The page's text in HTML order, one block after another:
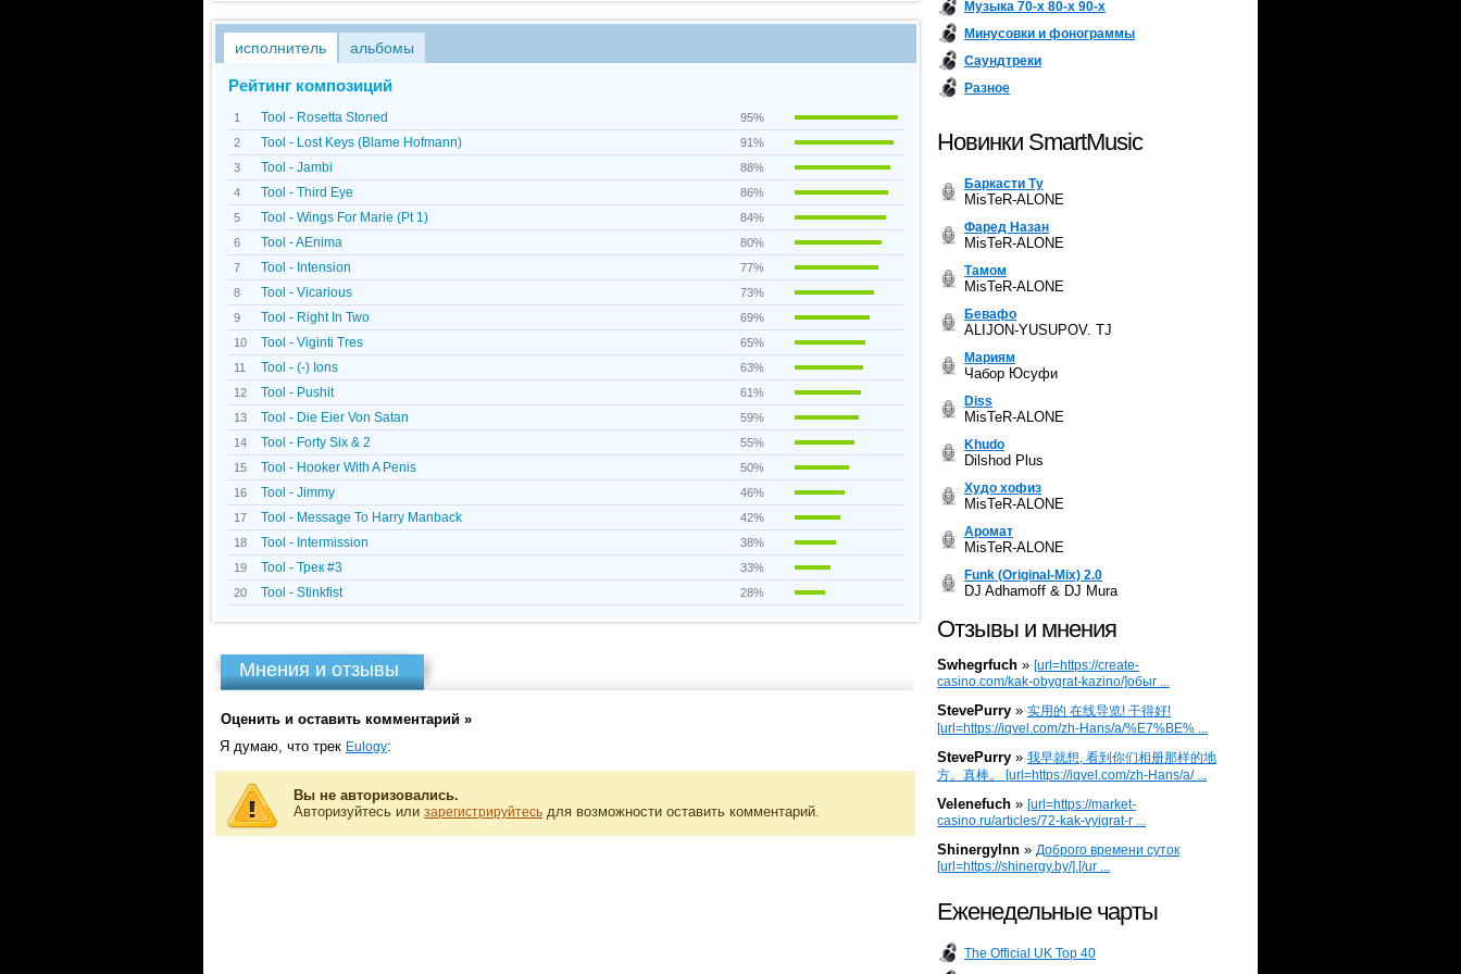
исполнитель альбомы
Рейтинг композиций
1 Tool - Rosetta Stoned
95%
2
Tool - Lost Keys (Blame Hofmann)
91%
3
Tool - Jambi
88%
4
Tool - Third Eye
86%
5
Tool - Wings For Marie (Pt 1)
84%
6
Tool - AEnima
80%
7
Tool - Intension
77%
8
Tool - Vicarious
73%
9
Tool - Right In Two
69%
10
Tool - Viginti Tres
65%
11
Tool - (-) Ions
63%
12
Tool - Pushit
61%
13
Tool - Die Eier Von Satan
59%
14
Tool - Forty Six & 2
55%
15
Tool - Hooker With A Penis
50%
16
Tool - Jimmy
46%
17
Tool - Message To Harry Manback
42%
18
Tool - Intermission
38%
19
Tool - Трек #3
33%
20
Tool - Stinkfist 28%
Мнения и отзывы
Оценить и оставить комментарий »
Я думаю, что трек Eulogy:
Вы не авторизовались.
Авторизуйтесь или зарегистрируйтесь для возможности оставить комментарий.
Музыка 70-х 80-х 90-х
Минусовки и фонограммы
Саундтреки
Разное
Новинки SmartMusic
Баркасти Ту
MisTeR-ALONE
Фаред Назан
MisTeR-ALONE
Тамом
MisTeR-ALONE
Бевафо
ALIJON-YUSUPOV. TJ
Мариям
Чабор Юсуфи
Diss
MisTeR-ALONE
Khudo
Dilshod Plus
Худо хофиз
MisTeR-ALONE
Аромат
MisTeR-ALONE
Funk (Original-Mix) 2.0
DJ Adhamoff & DJ Mura
Отзывы и мнения
Swhegrfuch » [url=https://create-
casino.com/kak-obygrat-kazino/]обыг ...
StevePurry » 实用的 在线导览! 干得好!
[url=https://iqvel.com/zh-Hans/a/%E7%BE% ...
StevePurry » 我早就想, 看到你们相册那样的地
方。真棒。 [url=https://iqvel.com/zh-Hans/a/ ...
Velenefuch » [url=https://market-
casino.ru/articles/72-kak-vyigrat-r ...
Shinergylnn » Доброго времени суток
[url=https://shinergy.by/].[/ur ...
Еженедельные чарты
The Official UK Top 40